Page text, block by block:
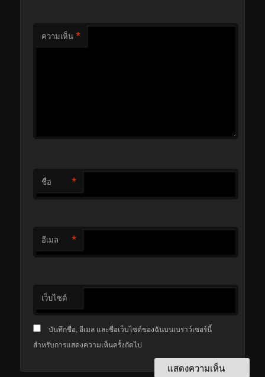
ความเห็น *
ชื่อ *
อีเมล *
เว็บไซต์
บันทึกชื่อ, อีเมล และชื่อเว็บไซต์ของฉันบนเบราว์เซอร์นี้
สำหรับการแสดงความเห็นครั้งถัดไป